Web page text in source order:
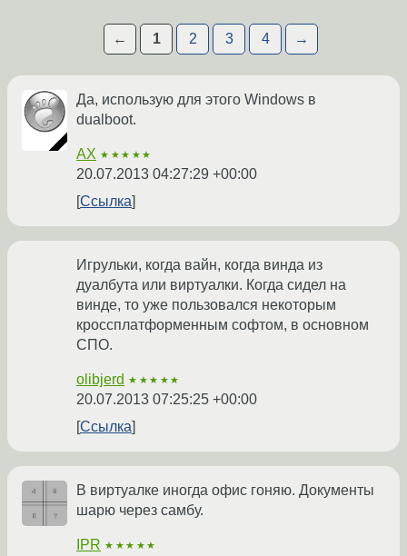
← 1 2 3 4 →
Да, использую для этого Windows в
dualboot.
AX ★★★★★
20.07.2013 04:27:29 +00:00
Ссылка
Игрульки, когда вайн, когда винда из
дуалбута или виртуалки. Когда сидел на
винде, то уже пользовался некоторым
кроссплатформенным софтом, в основном
СПО.
olibjerd ★★★★★
20.07.2013 07:25:25 +00:00
Ссылка
В виртуалке иногда офис гоняю. Документы
шарю через самбу.
IPR ★★★★★